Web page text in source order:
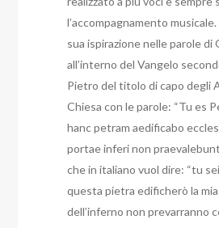
l’accompagnamento
sua ispirazione nelle parole di
all’interno del Vangelo
Pietro del titolo di capo degli
Chiesa con le parole: “Tu es
hanc petram aedificabo
portae inferi non praevalebunt
che in italiano vuol dire: “tu
questa pietra edificherò la
dell’inferno non prevarranno